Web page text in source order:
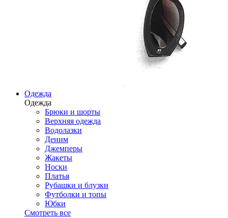
Одежда
Одежда
Брюки и шорты
Верхняя одежда
Водолазки
Деним
Джемперы
Жакеты
Носки
Платья
Рубашки и блузки
Футболки и топы
Юбки
Смотреть все